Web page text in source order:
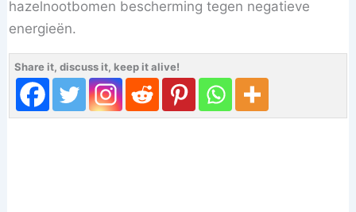
hazelnootbomen bescherming tegen negatieve
energieën.
Share it, discuss it, keep it alive!